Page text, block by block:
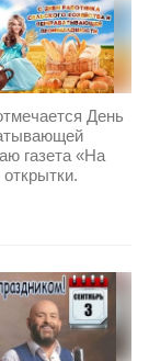
День
газета «На